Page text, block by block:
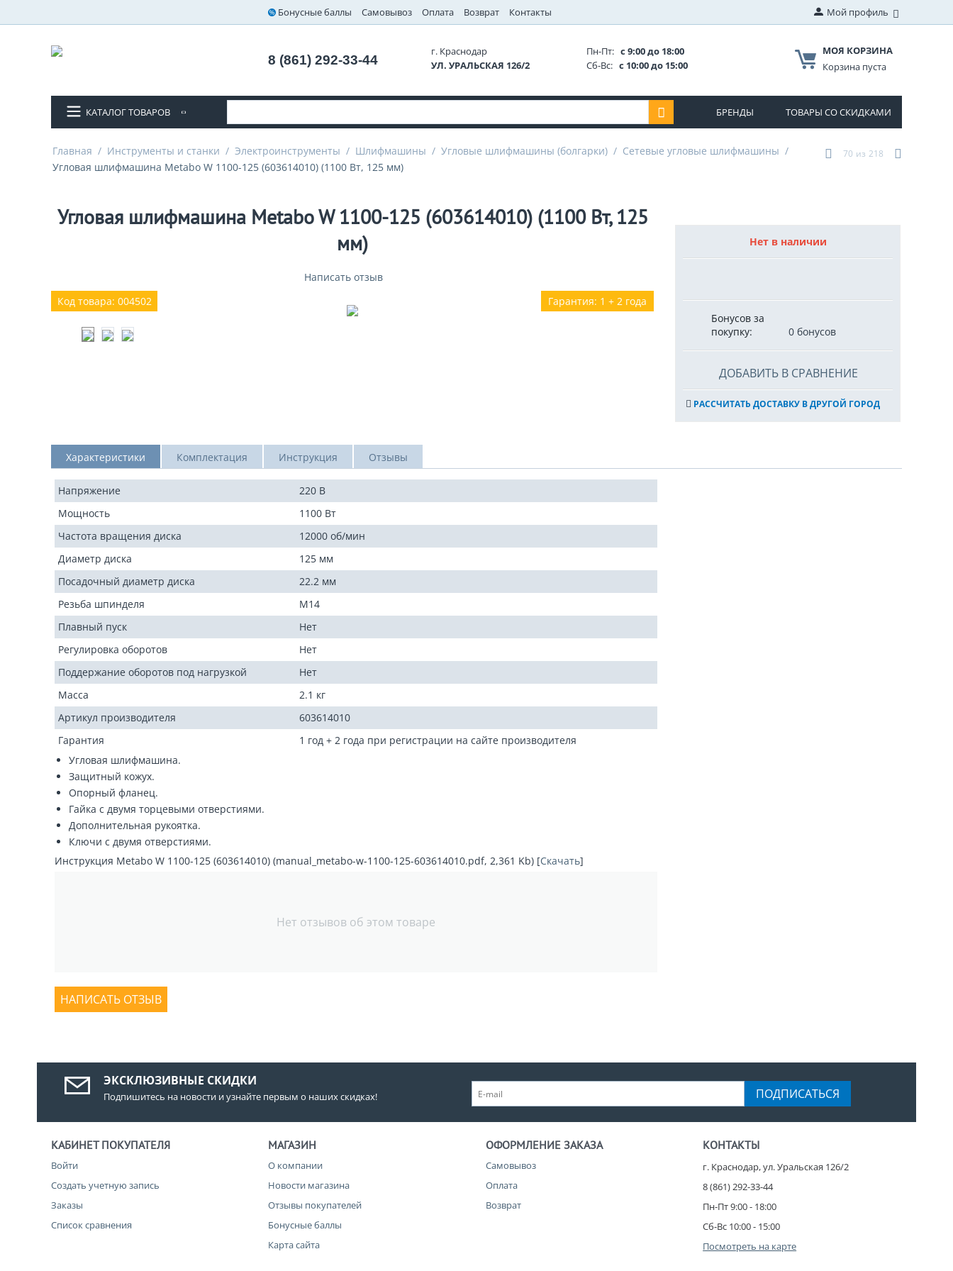
Бонусные баллы Самовывоз Оплата Возврат Контакты Мой профиль
8 (861) 292-33-44
г. Краснодар
УЛ. УРАЛЬСКАЯ 126/2
Пн-Пт: с 9:00 до 18:00
Сб-Вс: с 10:00 до 15:00
МОЯ КОРЗИНА
Корзина пуста
КАТАЛОГ ТОВАРОВ БРЕНДЫ ТОВАРЫ СО СКИДКАМИ
Главная / Инструменты и станки / Электроинструменты / Шлифмашины / Угловые шлифмашины (болгарки) / Сетевые угловые шлифмашины /
Угловая шлифмашина Metabo W 1100-125 (603614010) (1100 Вт, 125 мм)
70 из 218
Угловая шлифмашина Metabo W 1100-125 (603614010) (1100 Вт, 125
мм)
Написать отзыв
Гарантия: 1 + 2 года
Код товара: 004502
Нет в наличии
Бонусов за
покупку:
0 бонусов
ДОБАВИТЬ В СРАВНЕНИЕ
РАССЧИТАТЬ ДОСТАВКУ В ДРУГОЙ ГОРОД
Характеристики Комплектация Инструкция Отзывы
Напряжение
220 В
Мощность
1100 Вт
Частота вращения диска
12000 об/мин
Диаметр диска
125 мм
Посадочный диаметр диска
22.2 мм
Резьба шпинделя
М14
Плавный пуск
Нет
Регулировка оборотов
Нет
Поддержание оборотов под нагрузкой
Нет
Масса
2.1 кг
Артикул производителя
603614010
Гарантия
1 год + 2 года при регистрации на сайте производителя
Угловая шлифмашина.
Защитный кожух.
Опорный фланец.
Гайка с двумя торцевыми отверстиями.
Дополнительная рукоятка.
Ключи с двумя отверстиями.
Инструкция Metabo W 1100-125 (603614010) (manual_metabo-w-1100-125-603614010.pdf, 2,361 Kb) [Скачать]
Нет отзывов об этом товаре
НАПИСАТЬ ОТЗЫВ
ЭКСКЛЮЗИВНЫЕ СКИДКИ
Подпишитесь на новости и узнайте первым о наших скидках! ПОДПИСАТЬСЯ
КАБИНЕТ ПОКУПАТЕЛЯ
Войти
Создать учетную запись
Заказы
Список сравнения
МАГАЗИН
О компании
Новости магазина
Отзывы покупателей
Бонусные баллы
Карта сайта
ОФОРМЛЕНИЕ ЗАКАЗА
Самовывоз
Оплата
Возврат
КОНТАКТЫ
г. Краснодар, ул. Уральская 126/2
8 (861) 292-33-44
Пн-Пт 9:00 - 18:00
Сб-Вс 10:00 - 15:00
Посмотреть на карте